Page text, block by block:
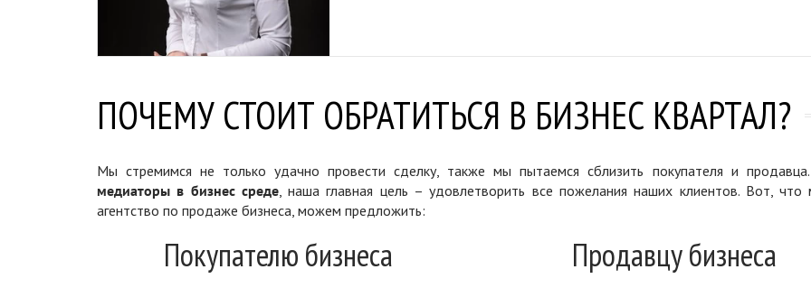
ПОЧЕМУ СТОИТ ОБРАТИТЬСЯ В БИЗНЕС КВАРТАЛ?
Мы стремимся не только удачно провести сделку, также мы пытаемся сблизить покупателя и продавца.
медиаторы в бизнес среде, наша главная цель – удовлетворить все пожелания наших клиентов. Вот, что
агентство по продаже бизнеса, можем предложить:
Покупателю бизнеса Продавцу бизнеса